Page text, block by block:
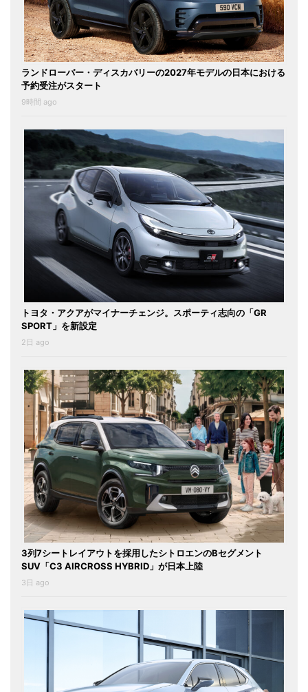
ランドローバー・ディスカバリーの2027年モデルの日本における
予約受注がスタート
9時間 ago
トヨタ・アクアがマイナーチェンジ。スポーティ志向の「GR
SPORT」を新設定
2日 ago
3列7シートレイアウトを採用したシトロエンのBセグメント
SUV「C3 AIRCROSS HYBRID」が日本上陸
3日 ago